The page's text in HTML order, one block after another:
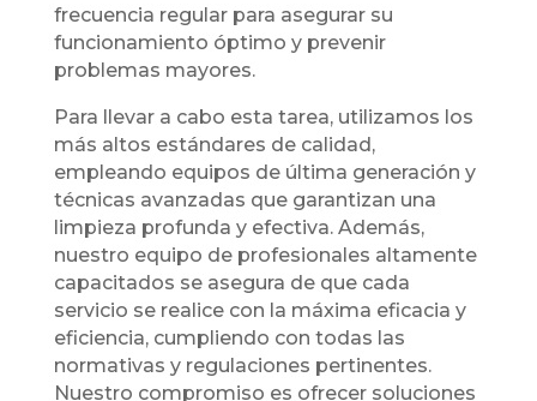
frecuencia regular para asegurar su
funcionamiento óptimo y prevenir
problemas mayores.
Para llevar a cabo esta tarea, utilizamos los
más altos estándares de calidad,
empleando equipos de última generación y
técnicas avanzadas que garantizan una
limpieza profunda y efectiva. Además,
nuestro equipo de profesionales altamente
capacitados se asegura de que cada
servicio se realice con la máxima eficacia y
eficiencia, cumpliendo con todas las
normativas y regulaciones pertinentes.
Nuestro compromiso es ofrecer soluciones